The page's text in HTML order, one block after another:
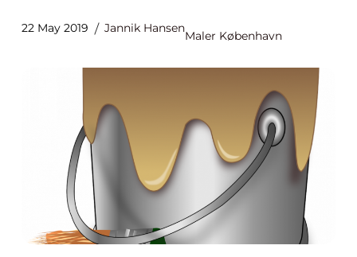
22 May 2019 Jannik Hansen
Maler København